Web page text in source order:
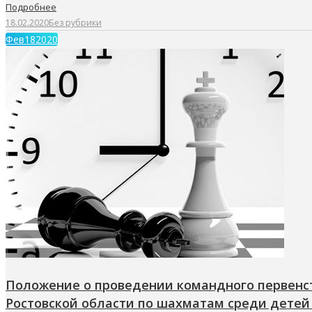
Подробнее
18.02.2020Без рубрики
Фев182020
Положение о проведении командного
Ростовской области по шахматам среди детей